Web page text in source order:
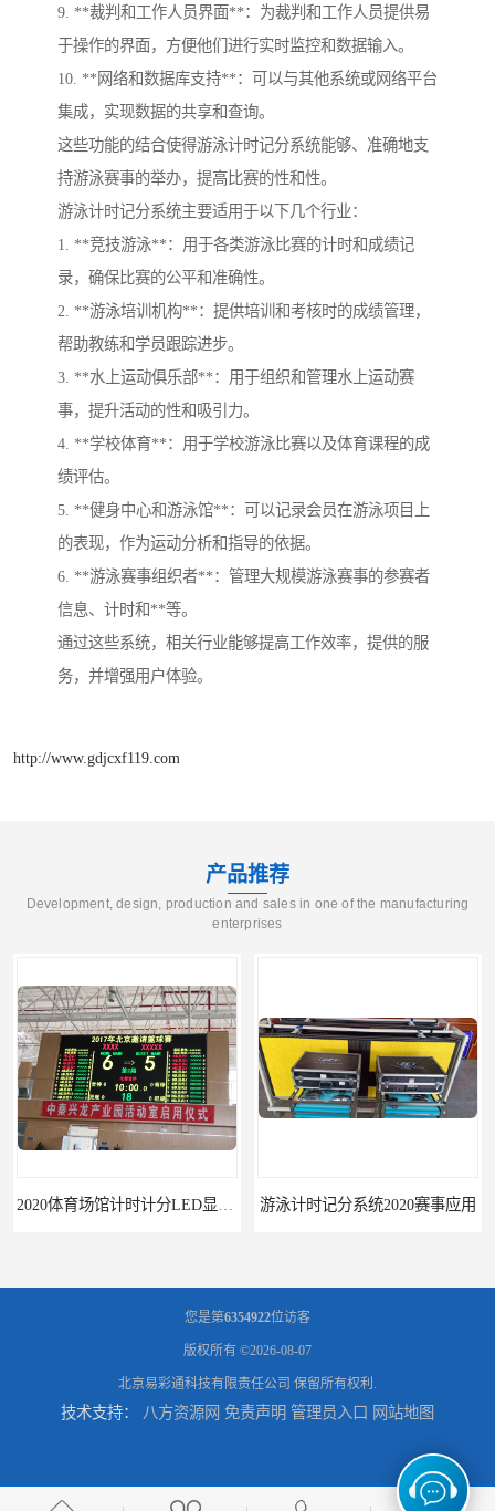
9. **裁判和工作人员界面**：为裁判和工作人员提供易
于操作的界面，方便他们进行实时监控和数据输入。
10. **网络和数据库支持**：可以与其他系统或网络平台
集成，实现数据的共享和查询。
这些功能的结合使得游泳计时记分系统能够、准确地支
持游泳赛事的举办，提高比赛的性和性。
游泳计时记分系统主要适用于以下几个行业：
1. **竞技游泳**：用于各类游泳比赛的计时和成绩记
录，确保比赛的公平和准确性。
2. **游泳培训机构**：提供培训和考核时的成绩管理，
帮助教练和学员跟踪进步。
3. **水上运动俱乐部**：用于组织和管理水上运动赛
事，提升活动的性和吸引力。
4. **学校体育**：用于学校游泳比赛以及体育课程的成
绩评估。
5. **健身中心和游泳馆**：可以记录会员在游泳项目上
的表现，作为运动分析和指导的依据。
6. **游泳赛事组织者**：管理大规模游泳赛事的参赛者
信息、计时和**等。
通过这些系统，相关行业能够提高工作效率，提供的服
务，并增强用户体验。
http://www.gdjcxf119.com
产品推荐
Development, design, production and sales in one of the manufacturing
enterprises
2020体育场馆计时计分LED显示要求 游泳计时记分系统2020赛事应用
游泳计时系统赛事2020新研发 攀枝花记分系统厂家
您是第6354922位访客
版权所有 ©2026-08-07
北京易彩通科技有限责任公司 保留所有权利.
技术支持： 八方资源网 免责声明 管理员入口 网站地图